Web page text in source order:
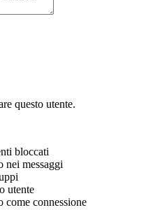
questo utente.
bloccati
nei messaggi
utente
come connessione